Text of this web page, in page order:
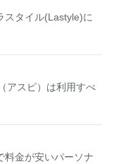
スタイル(Lastyle)に
アスピ）は利用すべ
料金が安いパーソナ